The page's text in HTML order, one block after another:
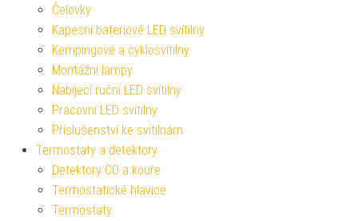
Čelovky
Kapesní bateriové LED svítilny
Kempingové a cyklosvítilny
Montážní lampy
Nabíjecí ruční LED svítilny
Pracovní LED svítilny
Příslušenství ke svítilnám
Termostaty a detektory
Detektory CO a kouře
Termostatické hlavice
Termostaty